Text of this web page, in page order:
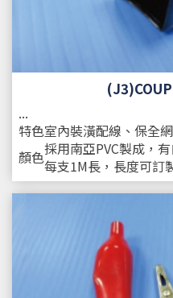
...
特色室內裝潢配線、保全
顏色採用南亞PVC製成，
每支1M長，長度可訂